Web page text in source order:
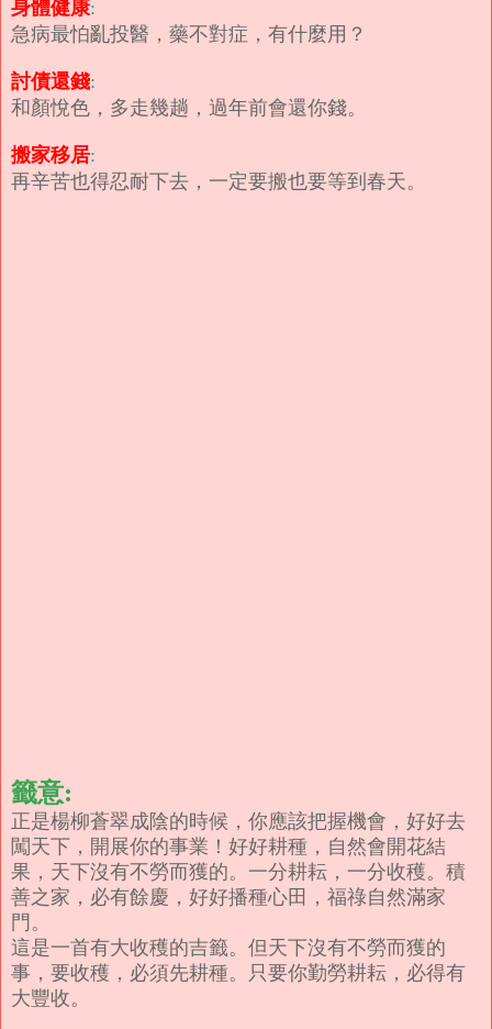
身體健康:
急病最怕亂投醫，藥不對症，有什麼用？
討債還錢:
和顏悅色，多走幾趟，過年前會還你錢。
搬家移居:
再辛苦也得忍耐下去，一定要搬也要等到春天。
籤意:
正是楊柳蒼翠成陰的時候，你應該把握機會，好好去
闖天下，開展你的事業！好好耕種，自然會開花結
果，天下沒有不勞而獲的。一分耕耘，一分收穫。積
善之家，必有餘慶，好好播種心田，福祿自然滿家
門。
這是一首有大收穫的吉籤。但天下沒有不勞而獲的
事，要收穫，必須先耕種。只要你勤勞耕耘，必得有
大豐收。